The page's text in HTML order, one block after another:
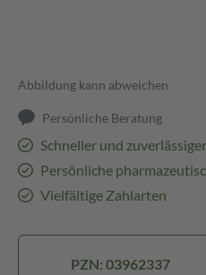
Abbildung kann abweichen
Persönliche Beratung
Schneller und
Persönliche
Vielfältige Zahlarten
PZN: 03962337